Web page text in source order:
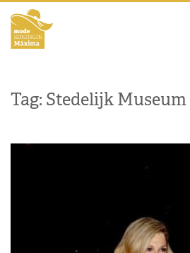
Tag: Stedelijk Museum